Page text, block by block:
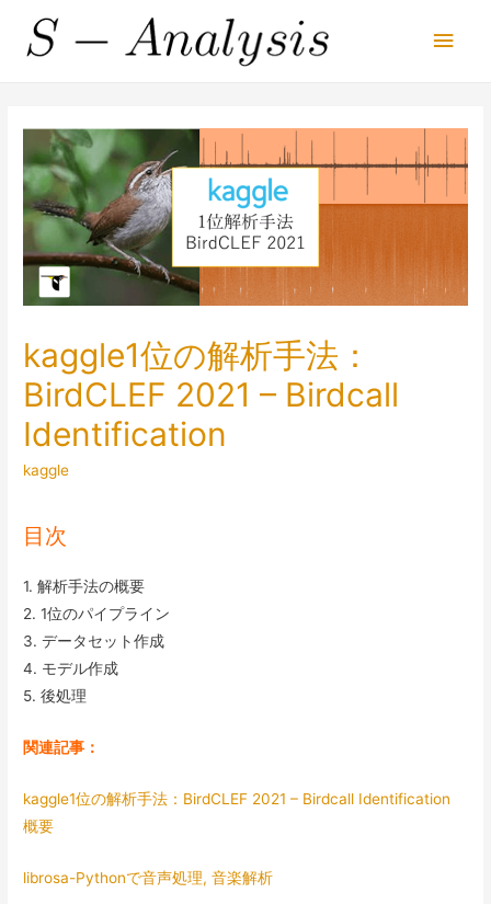
Main
kaggle1位の解析手法：
BirdCLEF 2021 – Birdcall
Identification
kaggle
目次
1. 解析手法の概要
2. 1位のパイプライン
3. データセット作成
4. モデル作成
5. 後処理
関連記事：
kaggle1位の解析手法：BirdCLEF 2021 – Birdcall Identification
概要
librosa-Pythonで音声処理, 音楽解析